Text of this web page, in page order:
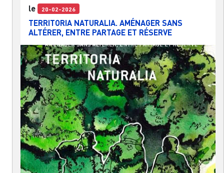
le 20-02-2026
TERRITORIA NATURALIA. AMÉNAGER SANS
ALTÉRER, ENTRE PARTAGE ET RÉSERVE